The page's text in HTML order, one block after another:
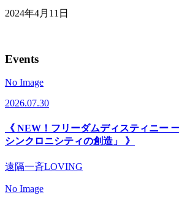
2024年4月11日
Events
No Image
2026.07.30
《 NEW！フリーダムディスティニー
シンクロニシティの創造」 》
遠隔一斉LOVING
No Image